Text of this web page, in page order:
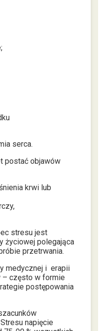
serca.
postać objawów
krwi lub
stresu jest
życiowej polegająca
przetrwania.
medycznej i erapii
– często w formie
postępowania
napięcie